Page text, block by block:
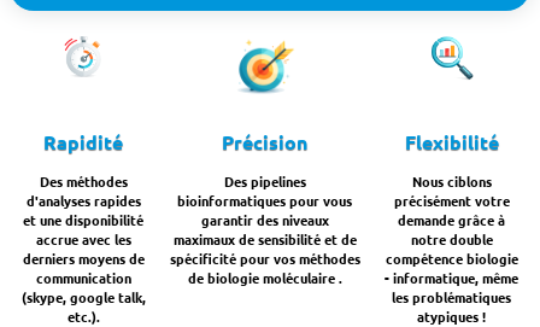
Rapidité
Des méthodes
d'analyses rapides
et une disponibilité
accrue avec les
derniers moyens de
communication
(skype, google talk,
etc.).
Précision
Des pipelines
bioinformatiques pour vous
garantir des niveaux
maximaux de sensibilité et de
spécificité pour vos méthodes
de biologie moléculaire .
Flexibilité
Nous ciblons
précisément votre
demande grâce à
notre double
compétence biologie
- informatique, même
les problématiques
atypiques !